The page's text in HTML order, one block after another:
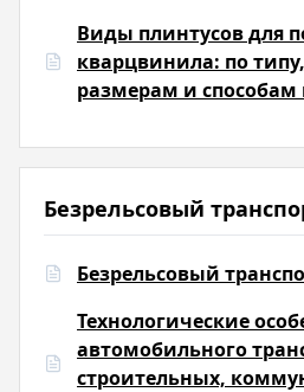
Виды плинтусов для
кварцвинила: по
размерам и способам
Безрельсовый
Безрельсовый
Технологические
автомобильного
строительных,